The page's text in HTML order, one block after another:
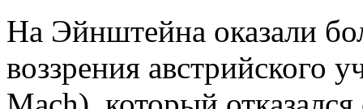
На Эйнштейна оказали
воззрения австрийского